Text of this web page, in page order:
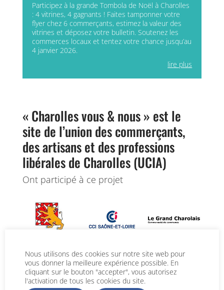
Participez à la grande Tombola de Noël à Charolles
: 4 vitrines, 4 gagnants ! Faites tamponner votre
flyer chez 6 commerçants, estimez la valeur des
vitrines et déposez votre bulletin. Soutenez les
commerces locaux et tentez votre chance jusqu’au
4 janvier 2026.
lire plus
« Charolles vous & nous » est le
site de l’union des commerçants,
des artisans et des professions
libérales de Charolles (UCIA)
Ont participé à ce projet
Nous utilisons des cookies sur notre site web pour
vous donner la meilleure expérience possible. En
cliquant sur le bouton "accepter", vous autorisez
l'activation de tous les cookies du site.